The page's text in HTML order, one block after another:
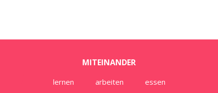
MITEINANDER
lernen           arbeiten           essen